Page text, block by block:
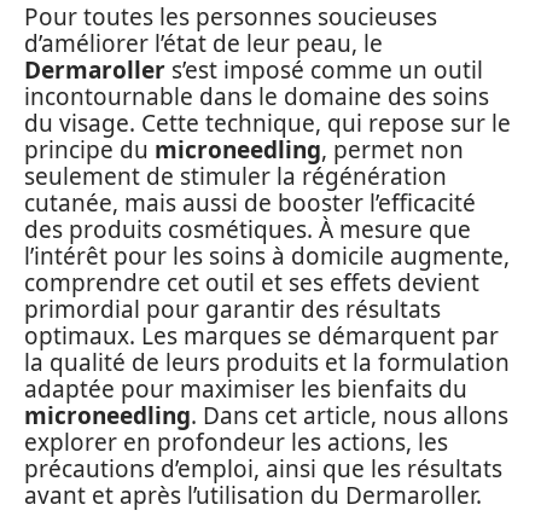
Pour toutes les personnes soucieuses
d’améliorer l’état de leur peau, le
Dermaroller s’est imposé comme un outil
incontournable dans le domaine des soins
du visage. Cette technique, qui repose sur le
principe du microneedling, permet non
seulement de stimuler la régénération
cutanée, mais aussi de booster l’efficacité
des produits cosmétiques. À mesure que
l’intérêt pour les soins à domicile augmente,
comprendre cet outil et ses effets devient
primordial pour garantir des résultats
optimaux. Les marques se démarquent par
la qualité de leurs produits et la formulation
adaptée pour maximiser les bienfaits du
microneedling. Dans cet article, nous allons
explorer en profondeur les actions, les
précautions d’emploi, ainsi que les résultats
avant et après l’utilisation du Dermaroller.